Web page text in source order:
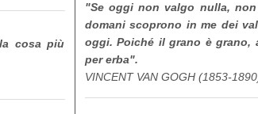
cosa più
‎"Se oggi non valgo nulla,
domani scoprono in me dei
oggi. Poiché il grano è grano,
per erba".
VINCENT VAN GOGH (1853-